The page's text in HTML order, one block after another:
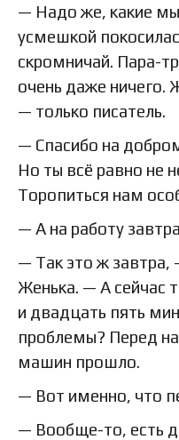
— Надо же, какие
усмешкой
скромничай. Пара-
очень даже ничего.
— только писатель.
— Спасибо на
Но ты всё равно не
Торопиться нам
— А на работу
— Так это ж завтра,
Женька. — А сейчас
и двадцать пять
проблемы? Перед
машин прошло.
— Вот именно, что
— Вообще-то, есть